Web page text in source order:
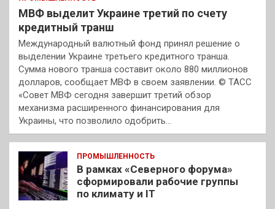
МВФ выделит Украине третий по счету
кредитный транш
Международный валютный фонд принял решение о
выделении Украине третьего кредитного транша.
Сумма нового транша составит около 880 миллионов
долларов, сообщает МВФ в своем заявлении. © ТАСС
«Совет МВФ сегодня завершит третий обзор
механизма расширенного финансирования для
Украины, что позволило одобрить…
ПРОМЫШЛЕННОСТЬ
В рамках «Северного форума»
сформировали рабочие группы
по климату и IT